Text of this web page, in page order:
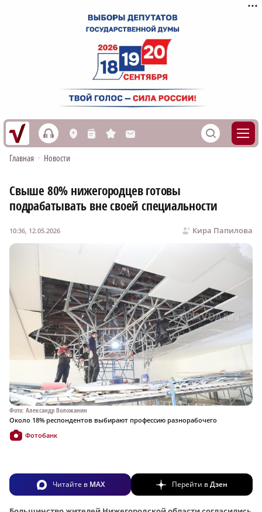
h L n s M S
Главная • Новости
Свыше 80% нижегородцев готовы
подрабатывать вне своей специальности
Кира Папилова
10:36, 12.05.2026
Фото: Александр Воложанин
Около 18% респондентов выбирают профессию разнорабочего
Фотобанк
Читайте в MAX Перейти вДзен